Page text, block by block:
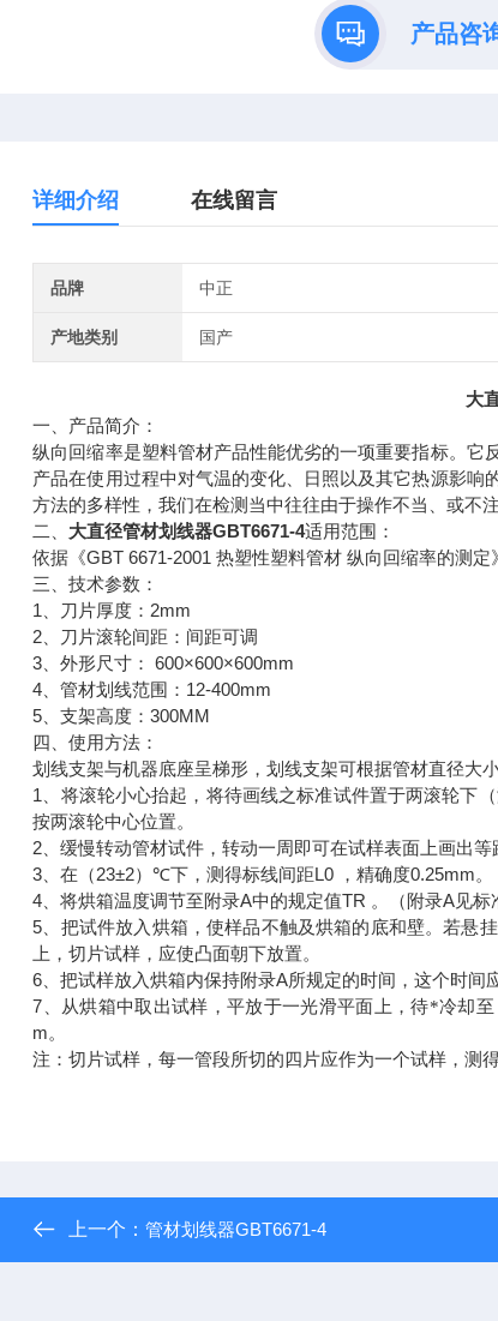
产品咨
详细介绍 在线留言
品牌 中正
产地类别 国产
大
一、产品简介：
纵向回缩率是塑料管材产品性能优劣的一项重要指标。
产品在使用过程中对气温的变化、日照以及其它热源影
方法的多样性，我们在检测当中往往由于操作不当、或不
二、 大直径管材划线器GBT6671-4适用范围：
依据《GBT 6671-2001热塑性塑料管材 纵向回缩率的测定
三、技术参数：
1 、刀片厚度： 2mm
2 、刀片滚轮间距：间距可调
3 、外形尺寸：
600×600×600mm
4 、管材划线范围： 12-400mm
5 、支架高度：300MM
四、使用方法：
划线支架与机器底座呈梯形，划线支架可根据管材直径大
1 、将滚轮小心抬起，将待画线之标准试件置于两滚轮下
按两滚轮中心位置。
2 、缓慢转动管材试件，转动一周即可在试样表面上画出等
3 、在（23±2）℃下，测得标线间距L0 ，精确度0.25mm。
4 、将烘箱温度调节至附录A中的规定值TR 。（附录A见标
5 、把试件放入烘箱，使样品不触及烘箱的底和壁。若悬
上，切片试样，应使凸面朝下放置。
6 、把试样放入烘箱内保持附录A所规定的时间，这个时间
7 、从烘箱中取出试样，平放于一光滑平面上，待*冷却至
m。
注：切片试样，每一管段所切的四片应作为一个试样，测
上一个：管材划线器GBT6671-4